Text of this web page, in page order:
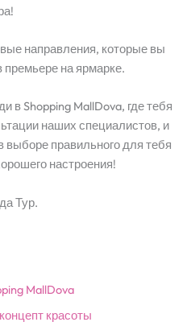
направления, которые вы
на ярмарке.
в Shopping MallDova, где тебя
наших специалистов, и
правильного для тебя
настроения!
Тур.
MallDova
красоты